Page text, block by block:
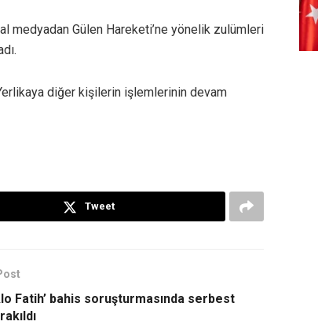
medyadan Gülen Hareketi’ne yönelik zulümleri
diğer kişilerin işlemlerinin devam
Tweet
Fatih’ bahis soruşturmasında serbest